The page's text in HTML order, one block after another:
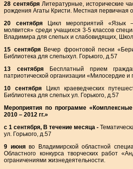
28 сентябряЛитературные, исторические
рождения Агаты Кристи. Местная первичная
20 сентябряЦикл мероприятий «Язык –
молвится» среди учащихся 3-5 классов
Владимира для слепых и слабовидящих,
15 сентябряВечер фронтовой песни
Библиотека для слепыхул. Горького, д.57
13 сентябряБесплатный прием
патриотической организации «Милосердие и
10 сентября Цикл краеведческих
Библиотека для слепых ул. Горького, д.57
Мероприятия по программе
2010 – 2012 гг.»
c 1 сентября, В течение месяца -
ул. Горького, д.57
9 июняво Владимирской областной
Областного конкурса творческих работ
ограничениями жизнедеятельности.